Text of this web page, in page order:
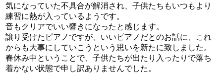
気になっていた不具合が解消され、子供たちもいつもより
練習に熱が入っているようです。
音もクリアでいい響きになったと感じます。
譲り受けたピアノですが、いいピアノだとのお話に、これ
からも大事にしていこうという思いを新たに致しました。
春休み中ということで、子供たちが出たり入ったりで落ち
着かない状態で申し訳ありませんでした。